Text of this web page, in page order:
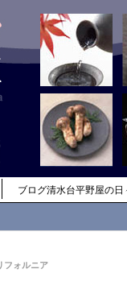
ブログ清水台平野屋の日
フォルニア